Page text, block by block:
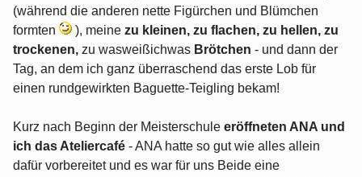
(während die anderen nette Figürchen und Blümchen
formten
), meine zu kleinen, zu flachen, zu hellen, zu
trockenen, zu wasweißichwas Brötchen - und dann der
Tag, an dem ich ganz überraschend das erste Lob für
einen rundgewirkten Baguette-Teigling bekam!
Kurz nach Beginn der Meisterschule eröffneten ANA und
ich das Ateliercafé - ANA hatte so gut wie alles allein
dafür vorbereitet und es war für uns Beide eine